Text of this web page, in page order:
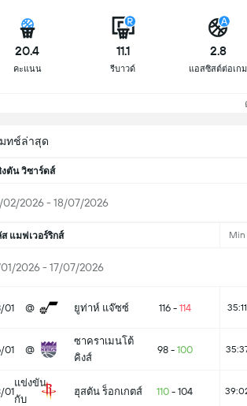
20.4
คะแนน
11.1
รีบาวด์
2.8
แอสซิสต์ต่อเกม
ทช์ล่าสุด
ตัน วิซาร์ดส์
2026 - 18/07/2026
แมฟเวอร์ริกส์ Min
2026 - 17/07/2026
01 @ ยูท่าห์ แจ๊ซซ์ 116- 114 35:11
01 @
ซาคราเมนโต้
คิงส์
98- 100
01
แข่งขัน
กับ
ฮุสตัน ร็อกเกตส์ 110 - 104